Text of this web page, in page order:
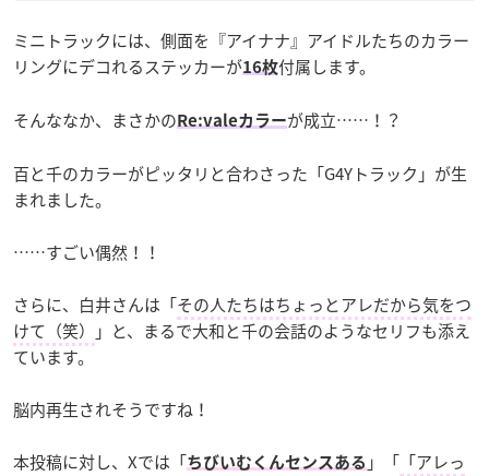
ミニトラックには、側面を『アイナナ』アイドルたちのカラー
リングにデコれるステッカーが16枚付属します。
そんななか、まさかの Re:valeカラーが成立……！？
百と千のカラーがピッタリと合わさった「G4Yトラック」が生
まれました。
……すごい偶然！！
さらに、白井さんは「その人たちはちょっとアレだから気をつ
けて（笑）
」と、まるで大和と千の会話のようなセリフも添え
ています。
脳内再生されそうですね！
本投稿に対し、Xでは「ちびいむくんセンスある 」「 「アレっ